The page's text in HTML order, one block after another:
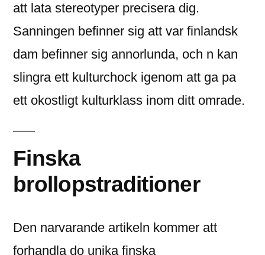
att lata stereotyper precisera dig.
Sanningen befinner sig att var finlandsk
dam befinner sig annorlunda, och n kan
slingra ett kulturchock igenom att ga pa
ett okostligt kulturklass inom ditt omrade.
Finska
brollopstraditioner
Den narvarande artikeln kommer att
forhandla do unika finska